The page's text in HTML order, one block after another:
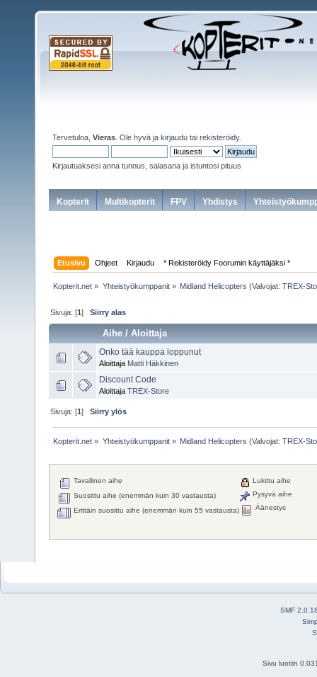
Tervetuloa, Vieras . Ole hyvä ja kirjaudu tai rekisteröidy.
Kirjautuaksesi anna tunnus, salasana ja istuntosi pituus
Kopterit Multikopterit FPV Yhdistys
Etusivu Ohjeet Kirjaudu * Rekisteröidy Foorumin käyttäjäksi *
Kopterit.net » Yhteistyökumppanit» Midland Helicopters (Valvojat: TREX-
Sivuja: [1]Siirry alas
Aihe /Aloittaja
Onko tää kauppa loppunut
Aloittaja Matti Häkkinen
Discount Code
Aloittaja TREX-Store
Sivuja: [1]Siirry ylös
Kopterit.net » Yhteistyökumppanit» Midland Helicopters (Valvojat: TREX-
Tavallinen aihe
Suosittu aihe (enemmän kuin 30 vastausta)
Erittäin suosittu aihe (enemmän kuin 55 vastausta)
Lukittu aihe
Pysyvä aihe
Äänestys
SMF
Sivu luotiin